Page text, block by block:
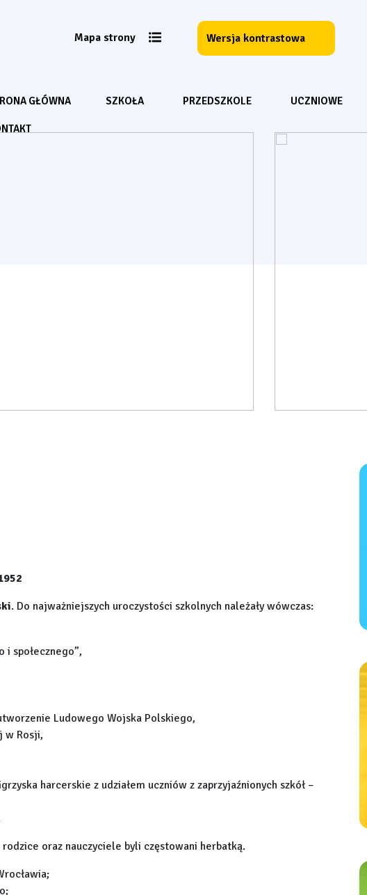
Mapa strony Wersja kontrastowa
GŁÓWNA SZKOŁA PRZEDSZKOLE UCZNIOWE
. Do najważniejszych uroczystości szkolnych należały wówczas:
i społecznego”,
Ludowego Wojska Polskiego,
w Rosji,
harcerskie z udziałem uczniów z zaprzyjaźnionych szkół –
oraz nauczyciele byli częstowani herbatką.